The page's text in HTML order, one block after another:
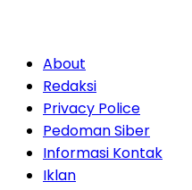
About
Redaksi
Privacy Police
Pedoman Siber
Informasi Kontak
Iklan